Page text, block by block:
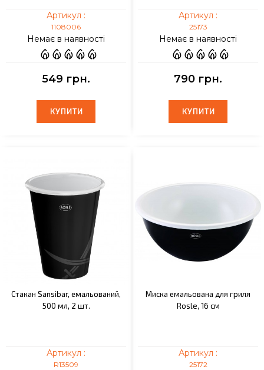
Артикул :
1108006
Немає в наявності
549 грн.
КУПИТИ
КУПИТИ
Артикул :
25173
Немає в наявності
790 грн.
КУПИТИ
КУПИТИ
Стакан Sansibar, емальований,
500 мл, 2 шт.
Артикул :
R13509
Миска емальована для гриля
Rosle, 16 см
Артикул :
25172